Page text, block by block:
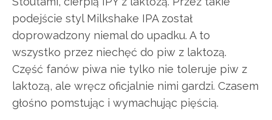
podejście styl Milkshake IPA został
doprowadzony niemal do upadku. A to
wszystko przez niechęć do piw z laktozą.
Część fanów piwa nie tylko nie toleruje piw z
laktozą, ale wręcz oficjalnie nimi gardzi. Czasem
głośno pomstując i wymachując pięścią.